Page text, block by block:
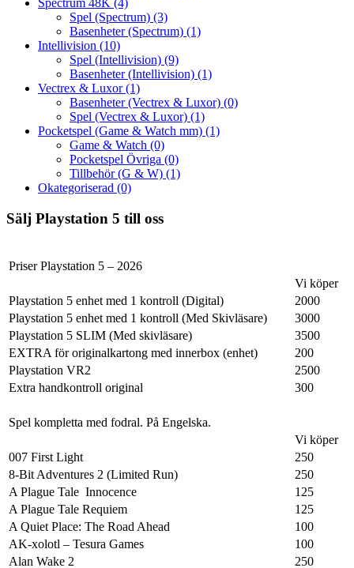
Spectrum 48K (4)
Spel (Spectrum) (3)
Basenheter (Spectrum) (1)
Intellivision (10)
Spel (Intellivision) (9)
Basenheter (Intellivision) (1)
Vectrex & Luxor(1)
Basenheter (Vectrex & Luxor) (0)
Spel (Vectrex & Luxor) (1)
Pocketspel (Game & Watch mm) (1)
Game & Watch (0)
Pocketspel Övriga (0)
Tillbehör (G & W) (1)
Okategoriserad (0)
Sälj Playstation 5 till oss
Priser Playstation 5 – 2026
Vi köper
Playstation 5 enhet med 1 kontroll (Digital)
2000
Playstation 5 enhet med 1 kontroll (Med Skivläsare)
3000
Playstation 5 SLIM (Med skivläsare)
3500
EXTRA för originalkartong med innerbox (enhet)
200
Playstation VR2
2500
Extra handkontroll original
300
Spel kompletta med fodral. På Engelska.
Vi köper
007 First Light
250
8-Bit Adventures 2 (Limited Run)
250
A Plague Tale Innocence
125
A Plague Tale Requiem
125
A Quiet Place: The Road Ahead
100
AK-xolotl – Tesura Games
100
Alan Wake 2
250